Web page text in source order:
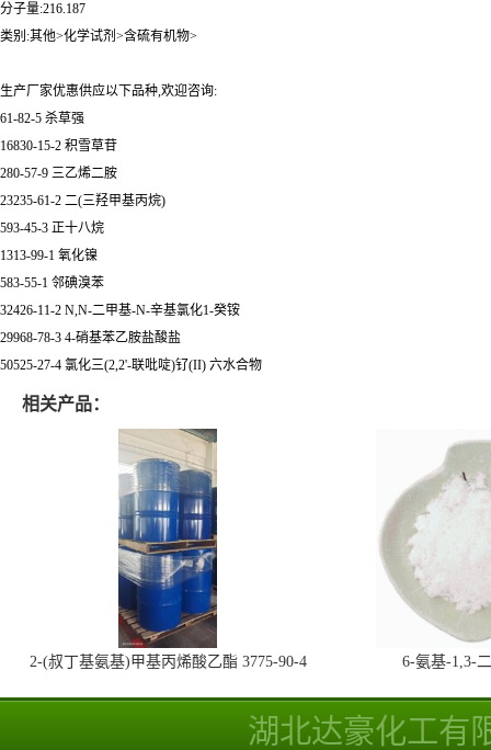
分子量:216.187
类别:其他>化学试剂>含硫有机物>
生产厂家优惠供应以下品种,欢迎咨询:
61-82-5 杀草强
16830-15-2 积雪草苷
280-57-9 三乙烯二胺
23235-61-2 二(三羟甲基丙烷)
593-45-3 正十八烷
1313-99-1 氧化镍
583-55-1 邻碘溴苯
32426-11-2 N,N-二甲基-N-辛基氯化1-癸铵
29968-78-3 4-硝基苯乙胺盐酸盐
50525-27-4 氯化三(2,2'-联吡啶)钌(II) 六水合物
相关产品：
2-(叔丁基氨基)甲基丙烯酸乙酯 3775-90-4 6-氨基-1,3-
湖北达豪化工有